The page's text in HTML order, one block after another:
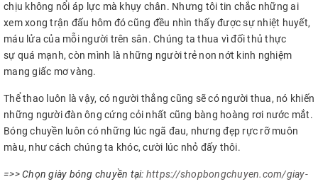
chịu không nổi áp lực mà khụy chân. Nhưng tôi tin chắc những ai
xem xong trận đấu hôm đó cũng đều nhìn thấy được sự nhiệt huyết,
máu lửa của mỗi người trên sân. Chúng ta thua vì đối thủ thực
sự quá mạnh, còn mình là những người trẻ non nớt kinh nghiệm
mang giấc mơ vàng.
Thể thao luôn là vậy, có người thắng cũng sẽ có người thua, nó khiến
những người đàn ông cứng cỏi nhất cũng bàng hoàng rơi nước mắt.
Bóng chuyền luôn có những lúc ngã đau, nhưng đẹp rực rỡ muôn
màu, như cách chúng ta khóc, cười lúc nhỏ đấy thôi.
=>> Chọn giày bóng chuyền tại: https://shopbongchuyen.com/giay-